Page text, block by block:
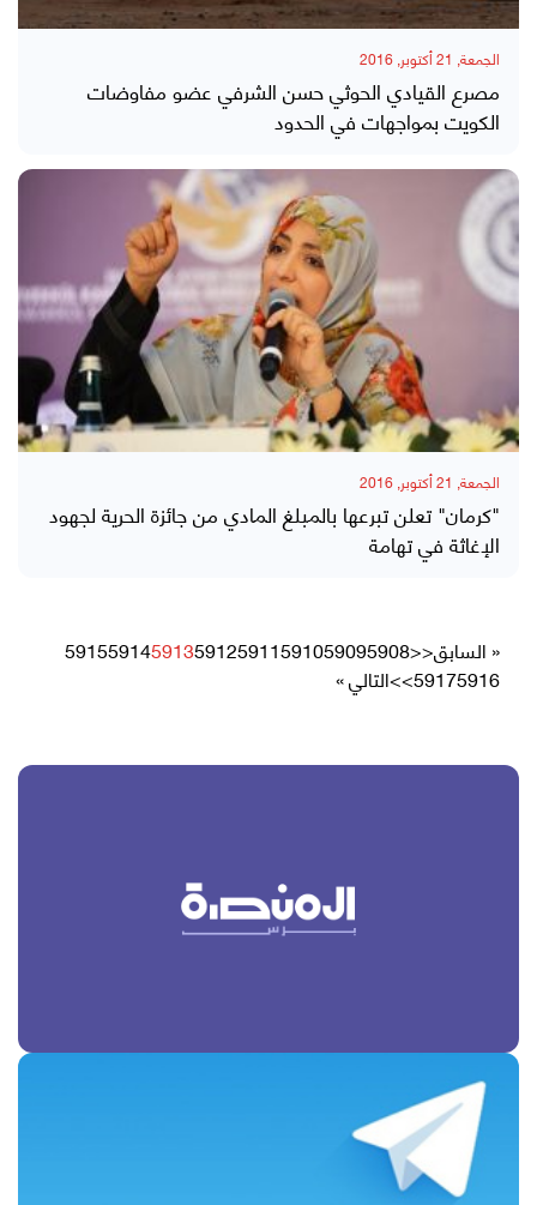
الجمعة, 21 أكتوبر, 2016
مصرع القيادي الحوثي حسن الشرفي عضو مفاوضات
الكويت بمواجهات في الحدود
الجمعة, 21 أكتوبر, 2016
"كرمان" تعلن تبرعها بالمبلغ المادي من جائزة الحرية لجهود
الإغاثة في تهامة
« السابق<<
5908
5909
5910
5911
5912
5913
5914
5915
5916
5917
>>التالي »